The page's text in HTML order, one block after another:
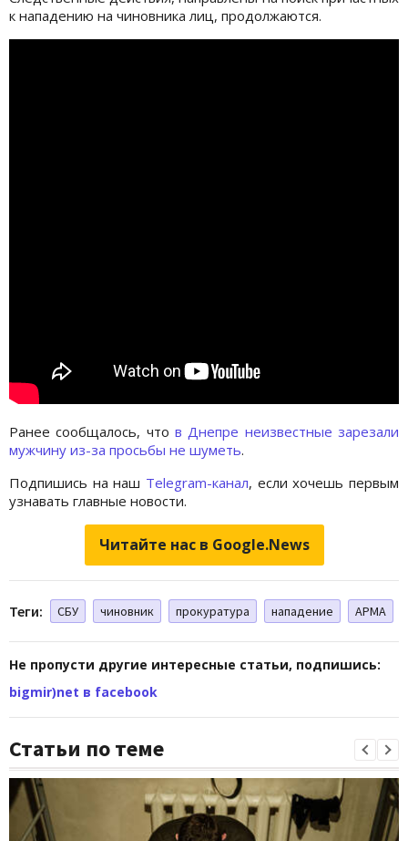
к нападению на чиновника лиц, продолжаются.
Ранее сообщалось, что в Днепре неизвестные зарезали
мужчину из-за просьбы не шуметь.
Подпишись на наш Telegram-канал, если хочешь первым
узнавать главные новости.
Читайте нас в Google.News
Теги: СБУ чиновник прокуратура нападение АРМА
Не пропусти другие интересные статьи, подпишись:
bigmir)net в facebook
Статьи по теме